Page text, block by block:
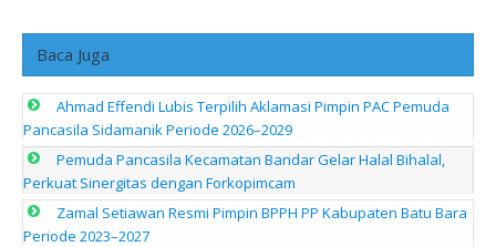
Baca Juga
Ahmad Effendi Lubis Terpilih Aklamasi Pimpin PAC Pemuda
Pancasila Sidamanik Periode 2026–2029
Pemuda Pancasila Kecamatan Bandar Gelar Halal Bihalal,
Perkuat Sinergitas dengan Forkopimcam
Zamal Setiawan Resmi Pimpin BPPH PP Kabupaten Batu Bara
Periode 2023–2027